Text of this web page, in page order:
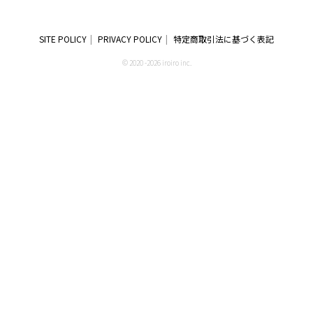
SITE POLICY PRIVACY POLICY 特定商取引法に基づく表記
© 2020 -2026 iroiro inc.